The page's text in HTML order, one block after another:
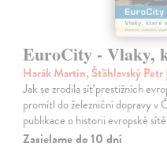
EuroCity - Vlaky,
Harák Martin, Šťáhlavský Petr
Jak se zrodila síť prestižních
promítl do železniční dopravy v
publikace o historii evropské
Zasielame do 10 dní